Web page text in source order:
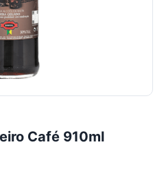
Café 910ml